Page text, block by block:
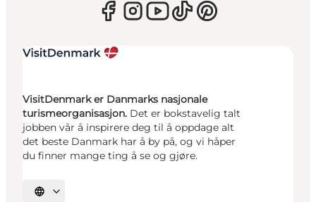
VisitDenmark er Danmarks nasjonale
turismeorganisasjon. Det er bokstavelig talt
jobben vår å inspirere deg til å oppdage alt
det beste Danmark har å by på, og vi håper
du finner mange ting å se og gjøre.
Velg språk